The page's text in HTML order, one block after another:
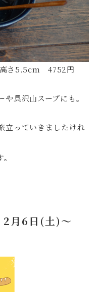
さ5.5cm 4752円
具沢山スープにも。
立っていきましたけれ
2月6日(土)〜